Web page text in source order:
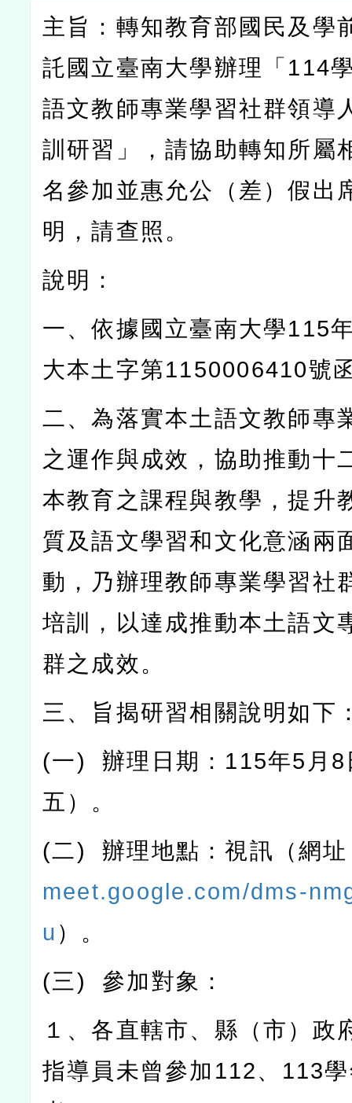
主旨：轉知教育部國民及學
託國立臺南大學辦理「 114
語文教師專業學習社群領導
訓研習」，請協助轉知所屬
名參加並惠允公（差）假出
明，請查照。
說明：
一、依據國立臺南大學115
大本土字第1150006410號
二、為落實本土語文教師專
之運作與成效，協助推動十
本教育之課程與教學，提升
質及語文學習和文化意涵兩
動，乃辦理教師專業學習社
培訓，以達成推動本土語文
群之成效。
三、旨揭研習相關說明如下
(一)辦理日期： 115年5 月 8
五）。
(二)辦理地點：視訊（網
meet.google.com/dms-
u ）。
(三) 參加對象：
１、各直轄市、縣（市）政
指導員未曾參加 112、 113